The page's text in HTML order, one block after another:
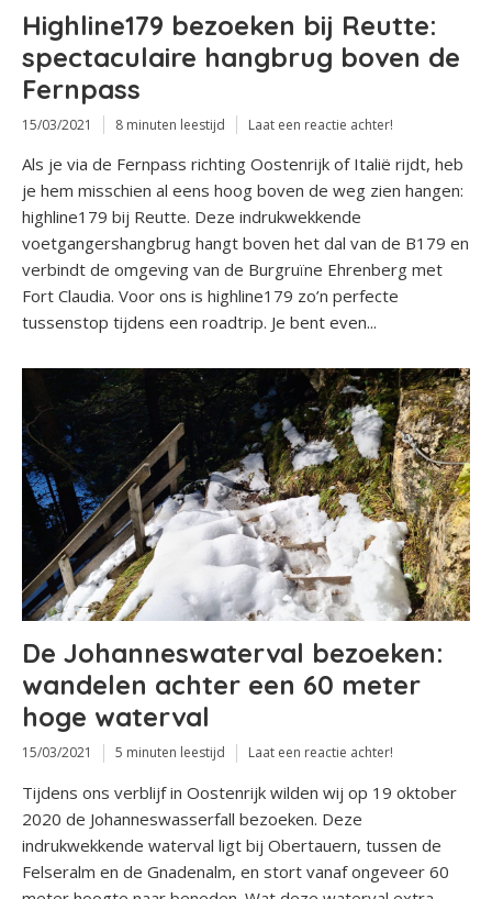
Highline179 bezoeken bij Reutte:
spectaculaire hangbrug boven de
Fernpass
15/03/2021 8 minuten leestijd Laat een reactie achter!
Als je via de Fernpass richting Oostenrijk of Italië rijdt, heb
je hem misschien al eens hoog boven de weg zien hangen:
highline179 bij Reutte. Deze indrukwekkende
voetgangershangbrug hangt boven het dal van de B179 en
verbindt de omgeving van de Burgruïne Ehrenberg met
Fort Claudia. Voor ons is highline179 zo’n perfecte
tussenstop tijdens een roadtrip. Je bent even...
De Johanneswaterval bezoeken:
wandelen achter een 60 meter
hoge waterval
15/03/2021 5 minuten leestijd Laat een reactie achter!
Tijdens ons verblijf in Oostenrijk wilden wij op 19 oktober
2020 de Johanneswasserfall bezoeken. Deze
indrukwekkende waterval ligt bij Obertauern, tussen de
Felseralm en de Gnadenalm, en stort vanaf ongeveer 60